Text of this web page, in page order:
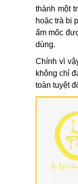
thành một
hoặc trà bị
ẩm mốc
dùng.
Chính vì
không chỉ
toàn tuyệt